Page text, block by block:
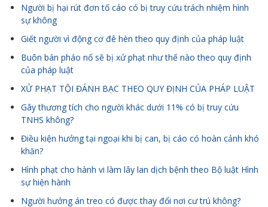
Người bị hại rút đơn tố cáo có bị truy cứu trách nhiệm hình
sự không
Giết người vì động cơ đê hèn theo quy định của pháp luật
Buôn bán pháo nổ sẽ bị xử phạt như thế nào theo quy định
của pháp luật
XỬ PHẠT TỘI ĐÁNH BẠC THEO QUY ĐỊNH CỦA PHÁP LUẬT
Gây thương tích cho người khác dưới 11% có bị truy cứu
TNHS không?
Điều kiện hưởng tại ngoại khi bị can, bị cáo có hoàn cảnh khó
khăn?
Hình phạt cho hành vi làm lây lan dịch bệnh theo Bộ luật Hình
sự hiện hành
Người hưởng án treo có được thay đổi nơi cư trú không?